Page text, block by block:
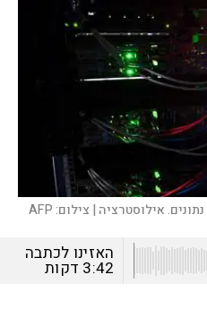
אילוסטרציה | צילום:AFP
האזינו לכתבה
3:42 דקות